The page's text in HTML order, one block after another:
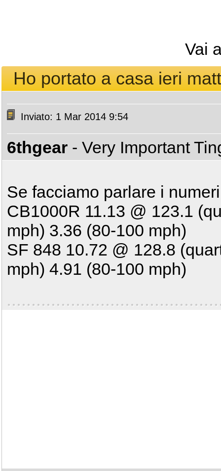
Vai
Ho portato a casa ieri
Inviato: 1 Mar 2014 9:54
6thgear - Very Important
Se facciamo parlare i
CB1000R 11.13 @ 123.1
mph) 3.36 (80-100 mph)
SF 848 10.72 @ 128.8
mph) 4.91 (80-100 mph)